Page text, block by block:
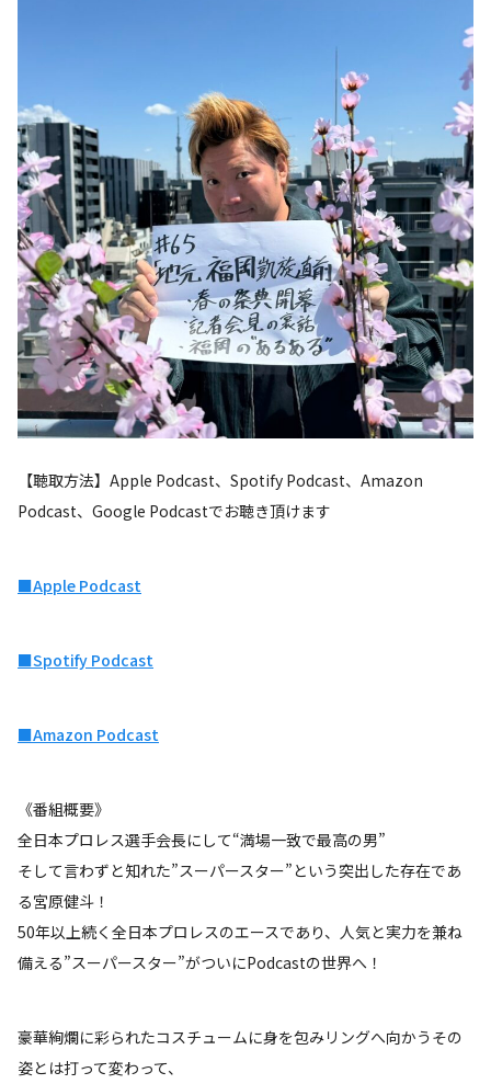
【聴取方法】Apple Podcast、Spotify Podcast、Amazon
Podcast、Google Podcastでお聴き頂けます
■Apple Podcast
■Spotify Podcast
■Amazon Podcast
《番組概要》
全日本プロレス選手会長にして“満場一致で最高の男”
そして言わずと知れた”スーパースター”という突出した存在であ
る宮原健斗！
50年以上続く全日本プロレスのエースであり、人気と実力を兼ね
備える”スーパースター”がついにPodcastの世界へ！
豪華絢爛に彩られたコスチュームに身を包みリングへ向かうその
姿とは打って変わって、